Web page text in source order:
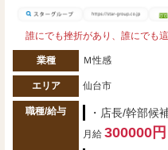
誰にでも挫折があり、誰にでも
業種 Ｍ性感
エリア 仙台市
職種/給与 ・店長/幹部候
月給 300000円